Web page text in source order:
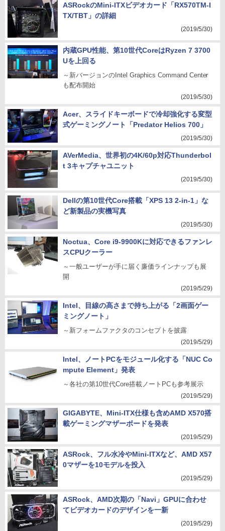
ASRockのMini-ITXビデオカード「RX570TM-I
TX/TBT」の詳細
(2019/5/30)
内蔵GPU性能、第10世代CoreはRyzen 7 3700
Uを上回る
～新バージョンのIntel Graphics Command Center
も配布開始
(2019/5/30)
Acer、スライドキーボードで冷却強化する変型
式ゲーミングノート「Predator Helios 700」
(2019/5/30)
AVerMedia、世界初の4K/60p対応Thunderbol
t 3キャプチャユニット
(2019/5/30)
Dellの第10世代Core搭載「XPS 13 2-in-1」な
ど新製品の実機写真
(2019/5/30)
Noctua、Core i9-9900Kに対応できるファンレ
スCPUクーラー
～一般ユーザーが手に届く廉価ラインナップも展
開
(2019/5/29)
Intel、目線の高さまで持ち上がる「2画面ゲー
ミングノート」
～新フォームファクタのコンセプトを披露
(2019/5/29)
Intel、ノートPCをモジュール化する「NUC Co
mpute Element」発表
～各社の第10世代Core搭載ノートPCも参考展示
(2019/5/29)
GIGABYTE、Mini-ITX仕様も含めAMD X570搭
載ゲーミングマザーボードを発表
(2019/5/29)
ASRock、フル水冷やMini-ITXなど、AMD X57
0マザーを10モデルを投入
(2019/5/29)
ASRock、AMD次期の「Navi」GPUに合わせ
てビデオカードのデザインを一新
(2019/5/29)